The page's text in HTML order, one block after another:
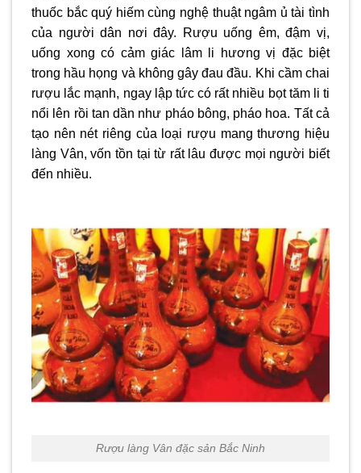
thuốc bắc quý hiếm cùng nghệ thuật ngâm ủ tài tình
của người dân nơi đây. Rượu uống êm, đậm vị,
uống xong có cảm giác lâm li hương vị đặc biệt
trong hầu họng và không gây đau đầu. Khi cầm chai
rượu lắc mạnh, ngay lập tức có rất nhiều bọt tăm li ti
nổi lên rồi tan dần như pháo bông, pháo hoa. Tất cả
tạo nên nét riêng của loại rượu mang thương hiệu
làng Vân, vốn tồn tại từ rất lâu được mọi người biết
đến nhiều.
Rượu làng Vân đặc sản Bắc Ninh